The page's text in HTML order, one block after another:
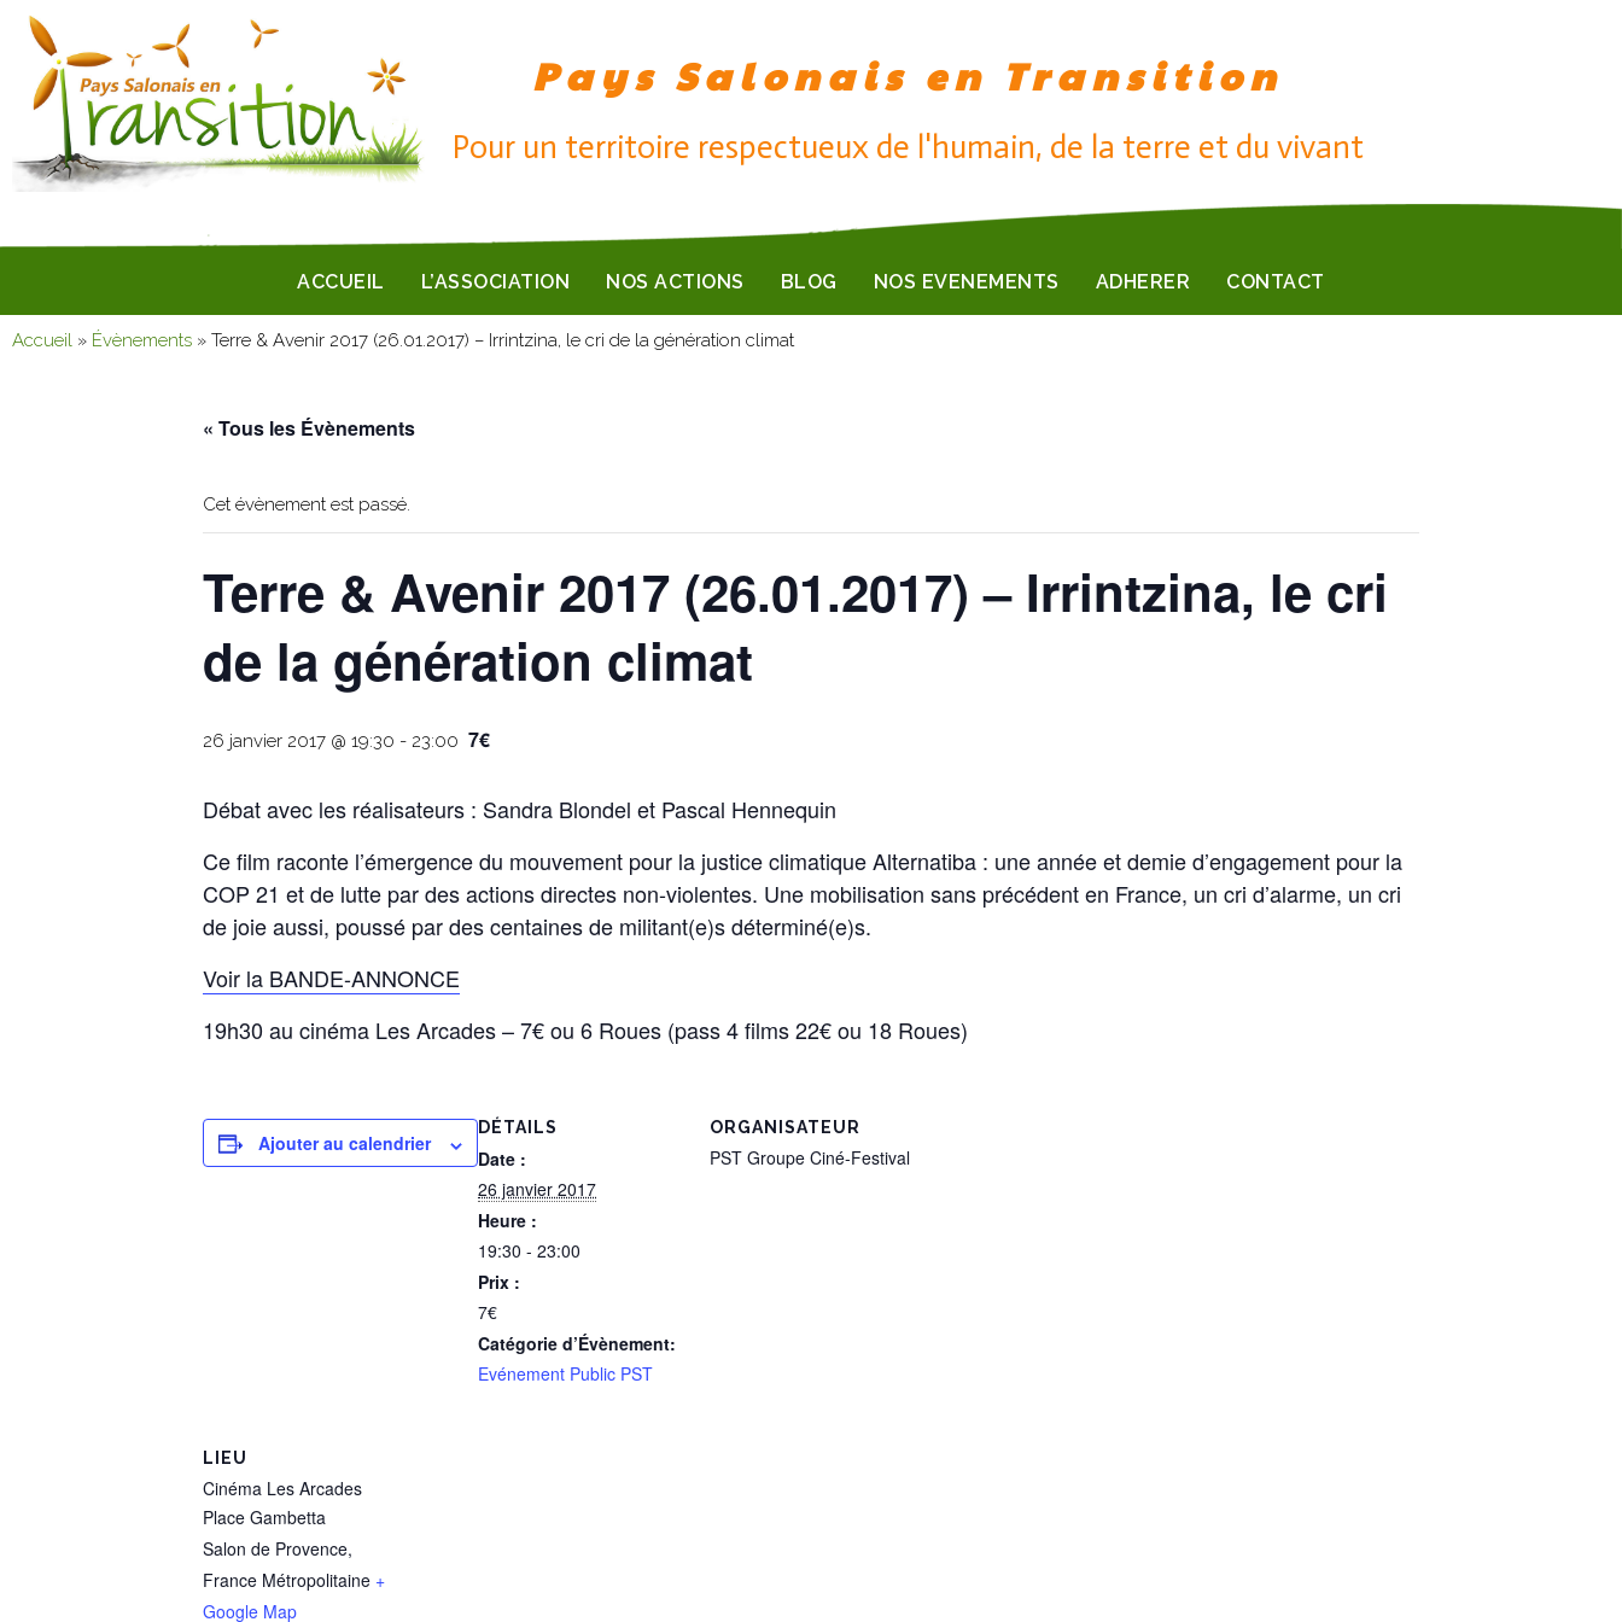
Pays Salonais en Transition
Pour un territoire respectueux de l'humain, de la terre et du vivant
ACCUEIL L’ASSOCIATION NOS ACTIONS BLOG NOS EVENEMENTS ADHERER CONTACT
Accueil » Évènements » Terre & Avenir 2017 (26.01.2017) – Irrintzina, le cri de la génération climat
« Tous les Évènements
Cet évènement est passé.
Terre & Avenir 2017 (26.01.2017) – Irrintzina, le cri
de la génération climat
26 janvier 2017 @ 19:30 - 23:00 7€
Débat avec les réalisateurs : Sandra Blondel et Pascal Hennequin
Ce film raconte l’émergence du mouvement pour la justice climatique Alternatiba : une année et demie d’engagement pour la
COP 21 et de lutte par des actions directes non-violentes. Une mobilisation sans précédent en France, un cri d’alarme, un cri
de joie aussi, poussé par des centaines de militant(e)s déterminé(e)s.
Voir la BANDE-ANNONCE
19h30 au cinéma Les Arcades – 7€ ou 6 Roues (pass 4 films 22€ ou 18 Roues)
Ajouter au calendrier
DÉTAILS
Date :
26 janvier 2017
Heure :
19:30 - 23:00
Prix :
7€
Catégorie d’Évènement:
Evénement Public PST
ORGANISATEUR
PST Groupe Ciné-Festival
LIEU
Cinéma Les Arcades
Place Gambetta
Salon de Provence,
France Métropolitaine +
Google Map